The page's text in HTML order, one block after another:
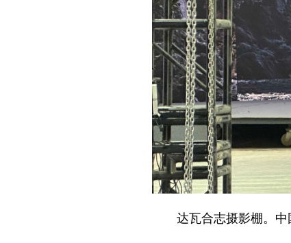
达瓦合志摄影棚。